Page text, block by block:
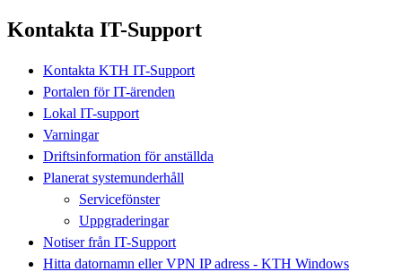
Kontakta IT-Support
Kontakta KTH IT-Support
Portalen för IT-ärenden
Lokal IT-support
Varningar
Driftsinformation för anställda
Planerat systemunderhåll
Servicefönster
Uppgraderingar
Notiser från IT-Support
Hitta datornamn eller VPN IP adress - KTH Windows